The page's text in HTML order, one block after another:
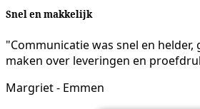
Snel en makkelijk
"Communicatie was snel en
maken over leveringen en
Margriet - Emmen